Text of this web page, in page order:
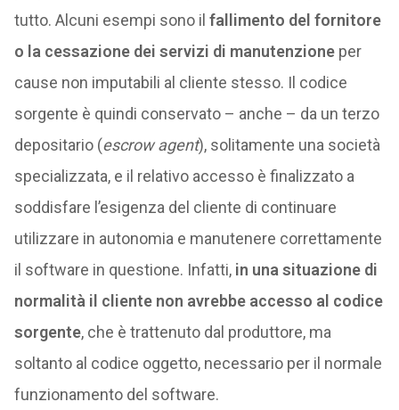
tutto. Alcuni esempi sono il fallimento del fornitore
o la cessazione dei servizi di manutenzioneper
cause non imputabili al cliente stesso. Il codice
sorgente è quindi conservato – anche – da un terzo
depositario (escrow agent), solitamente una società
specializzata, e il relativo accesso è finalizzato a
soddisfare l’esigenza del cliente di continuare
utilizzare in autonomia e manutenere correttamente
il software in questione. Infatti,in una situazione di
normalità il cliente non avrebbe accesso al codice
sorgente, che è trattenuto dal produttore, ma
soltanto al codice oggetto, necessario per il normale
funzionamento del software.